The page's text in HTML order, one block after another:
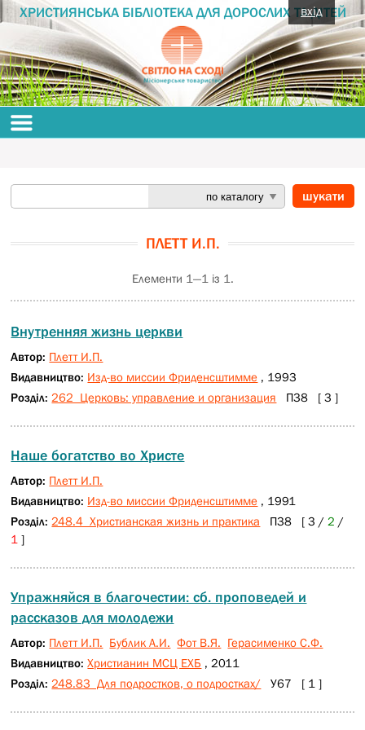
ХРИСТИЯНСЬКА БІБЛІОТЕКА ДЛЯ ДОРОСЛИХ ТА ДІТЕЙ
ПЛЕТТ И.П.
Елементи 1—1 із 1.
Внутренняя жизнь церкви
Автор: Плетт И.П.
Видавництво: Изд-во миссии Фриденсштимме , 1993
Розділ: 262 Церковь: управление и организация П38 [ 3 ]
Наше богатство во Христе
Автор: Плетт И.П.
Видавництво: Изд-во миссии Фриденсштимме , 1991
Розділ: 248.4 Христианская жизнь и практика П38 [ 3 / 2 /
1]
Упражняйся в благочестии: сб. проповедей и
рассказов для молодежи
Автор: Плетт И.П. Бублик А.И. Фот В.Я. Герасименко С.Ф.
Видавництво:Христианин МСЦ ЕХБ , 2011
Розділ: 248.83 Для подростков, о подростках/ У67 [ 1 ]
вхід